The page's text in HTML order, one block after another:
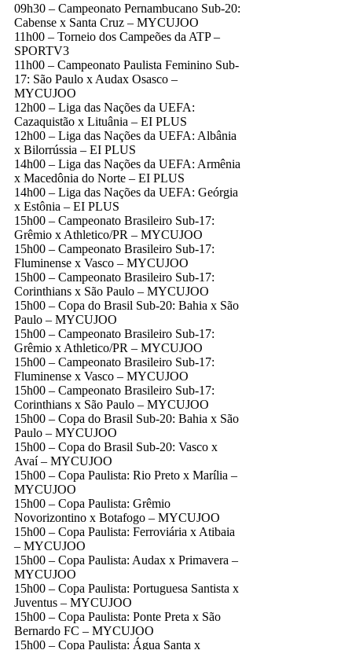
09h30 – Campeonato Pernambucano Sub-20:
Cabense x Santa Cruz – MYCUJOO
11h00 – Torneio dos Campeões da ATP –
SPORTV3
11h00 – Campeonato Paulista Feminino Sub-
17: São Paulo x Audax Osasco –
MYCUJOO
12h00 – Liga das Nações da UEFA:
Cazaquistão x Lituânia – EI PLUS
12h00 – Liga das Nações da UEFA: Albânia
x Bilorrússia – EI PLUS
14h00 – Liga das Nações da UEFA: Armênia
x Macedônia do Norte – EI PLUS
14h00 – Liga das Nações da UEFA: Geórgia
x Estônia – EI PLUS
15h00 – Campeonato Brasileiro Sub-17:
Grêmio x Athletico/PR – MYCUJOO
15h00 – Campeonato Brasileiro Sub-17:
Fluminense x Vasco – MYCUJOO
15h00 – Campeonato Brasileiro Sub-17:
Corinthians x São Paulo – MYCUJOO
15h00 – Copa do Brasil Sub-20: Bahia x São
Paulo – MYCUJOO
15h00 – Campeonato Brasileiro Sub-17:
Grêmio x Athletico/PR – MYCUJOO
15h00 – Campeonato Brasileiro Sub-17:
Fluminense x Vasco – MYCUJOO
15h00 – Campeonato Brasileiro Sub-17:
Corinthians x São Paulo – MYCUJOO
15h00 – Copa do Brasil Sub-20: Bahia x São
Paulo – MYCUJOO
15h00 – Copa do Brasil Sub-20: Vasco x
Avaí – MYCUJOO
15h00 – Copa Paulista: Rio Preto x Marília –
MYCUJOO
15h00 – Copa Paulista: Grêmio
Novorizontino x Botafogo – MYCUJOO
15h00 – Copa Paulista: Ferroviária x Atibaia
– MYCUJOO
15h00 – Copa Paulista: Audax x Primavera –
MYCUJOO
15h00 – Copa Paulista: Portuguesa Santista x
Juventus – MYCUJOO
15h00 – Copa Paulista: Ponte Preta x São
Bernardo FC – MYCUJOO
15h00 – Copa Paulista: Água Santa x